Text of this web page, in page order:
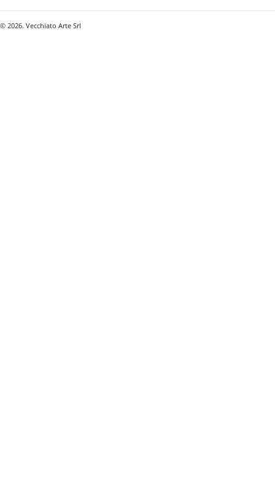
© 2026. Vecchiato Arte Srl